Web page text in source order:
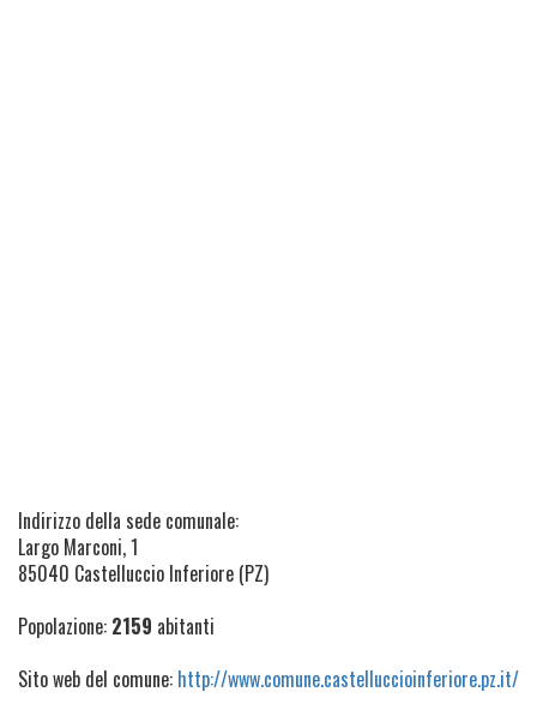
Indirizzo della sede comunale:
Largo Marconi, 1
85040 Castelluccio Inferiore (PZ)
Popolazione: 2159 abitanti
Sito web del comune: http://www.comune.castelluccioinferiore.pz.it/